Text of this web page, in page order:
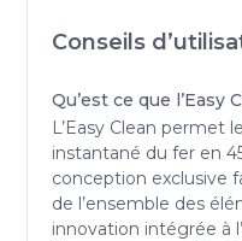
Conseils
Qu’est ce que l’Easy
L’Easy Clean
instantané du fer en
conception exclusive
de l’ensemble des
innovation intégrée à